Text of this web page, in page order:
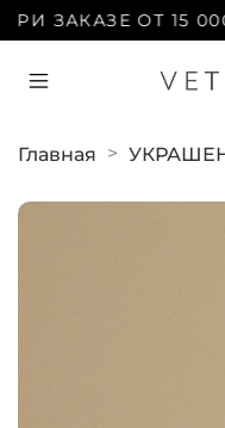
ЗАКАЗЕ ОТ 15 000
Главная